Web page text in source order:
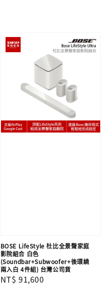
BOSE LifeStyle 杜比全景聲家庭
影院組合 白色
(Soundbar+Subwoofer+後環繞
兩入白 4件組) 台灣公司貨
Regular
NT$ 91,600